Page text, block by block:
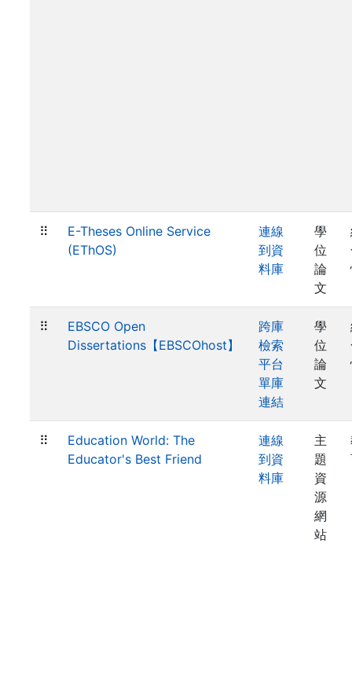
⠿
E-Theses Online Service
(EThOS)
連線
到資
料庫
學
位
論
文
⠿
EBSCO Open
Dissertations【EBSCOhost】
跨庫
檢索
平台
單庫
連結
學
位
論
文
⠿
Education World: The
Educator's Best Friend
連線
到資
料庫
主
題
資
源
網
站